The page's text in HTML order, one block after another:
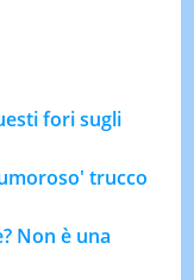
fori sugli
trucco
Non è una